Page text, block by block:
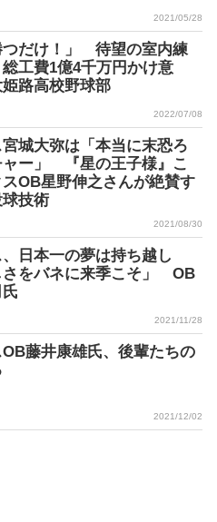
2021/05/28
つだけ！」 待望の室内練
工費1億4千万円かけ意
路高校野球部
2022/07/08
城大弥は「本当に末恐ろ
ャー」 『星の王子様』こ
スOB星野伸之さんが絶賛す
技術
2021/08/30
、日本一の夢は持ち越し
さをバネに来季こそ」 OB
2021/11/28
藤井康雄氏、後輩たちの
2021/12/02